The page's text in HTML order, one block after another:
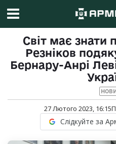
Світ має знати
Резніков
Бернару-Анрі
27 Лютого 2023, 16:15
Слідкуйте за